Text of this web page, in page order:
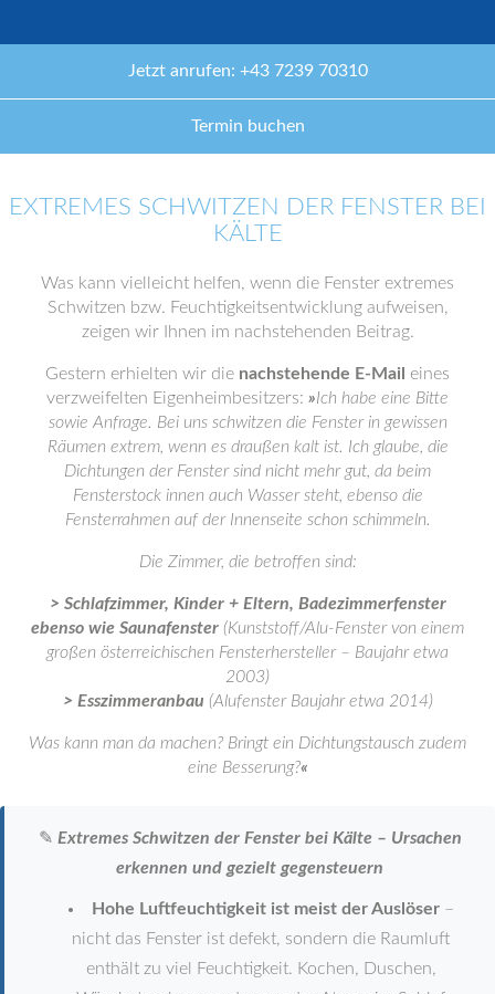
Jetzt anrufen: +43 7239 70310
Termin buchen
EXTREMES SCHWITZEN DER FENSTER BEI
KÄLTE
Was kann vielleicht helfen, wenn die Fenster extremes
Schwitzen bzw. Feuchtigkeitsentwicklung aufweisen,
zeigen wir Ihnen im nachstehenden Beitrag.
Gestern erhielten wir die nachstehende E-Mail
eines
verzweifelten Eigenheimbesitzers: »Ich habe eine Bitte
sowie Anfrage. Bei uns schwitzen die Fenster in gewissen
Räumen extrem, wenn es draußen kalt ist. Ich glaube, die
Dichtungen der Fenster sind nicht mehr gut, da beim
Fensterstock innen auch Wasser steht, ebenso die
Fensterrahmen auf der Innenseite schon schimmeln.
Die Zimmer, die betroffen sind:
> Schlafzimmer, Kinder + Eltern, Badezimmerfenster
ebenso wie Saunafenster (Kunststoff/Alu-Fenster von einem
großen österreichischen Fensterhersteller – Baujahr etwa
2003)
> Esszimmeranbau (Alufenster Baujahr etwa 2014)
Was kann man da machen? Bringt ein Dichtungstausch zudem
eine Besserung?«
✎ Extremes Schwitzen der Fenster bei Kälte – Ursachen
erkennen und gezielt gegensteuern
Hohe Luftfeuchtigkeit ist meist der Auslöser–
nicht das Fenster ist defekt, sondern die Raumluft
enthält zu viel Feuchtigkeit. Kochen, Duschen,